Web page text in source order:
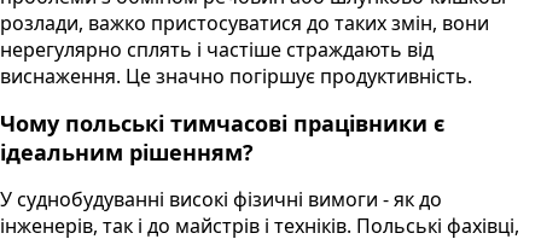
розлади, важко пристосуватися до таких змін, вони
нерегулярно сплять і частіше страждають від
виснаження. Це значно погіршує продуктивність.
Чому польські тимчасові працівники є
ідеальним рішенням?
У суднобудуванні високі фізичні вимоги - як до
інженерів, так і до майстрів і техніків. Польські фахівці,